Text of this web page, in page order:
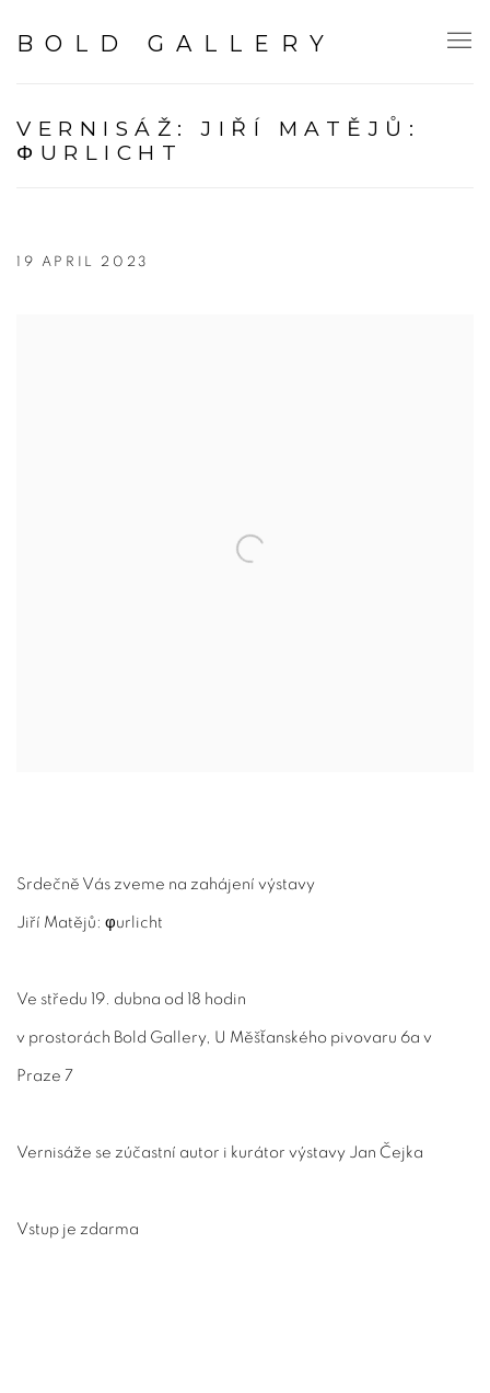
BOLD GALLERY
VERNISÁŽ: JIŘÍ MATĚJŮ:
ΦURLICHT
19 APRIL 2023
Srdečně Vás zveme na zahájení výstavy
Jiří Matějů: φurlicht
Ve středu 19. dubna od 18 hodin
v prostorách Bold Gallery, U Měšťanského pivovaru 6a v
Praze 7
Vernisáže se zúčastní autor i kurátor výstavy Jan Čejka
Vstup je zdarma